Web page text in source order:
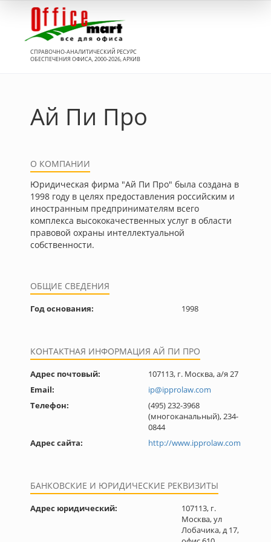
СПРАВОЧНО-АНАЛИТИЧЕСКИЙ РЕСУРС
ОБЕСПЕЧЕНИЯ ОФИСА, 2000-2026, АРХИВ
Ай Пи Про
О КОМПАНИИ
Юридическая фирма "Ай Пи Про" была создана в
1998 году в целях предоставления российским и
иностранным предпринимателям всего
комплекса высококачественных услуг в области
правовой охраны интеллектуальной
собственности.
ОБЩИЕ СВЕДЕНИЯ
Год основания: 1998
КОНТАКТНАЯ ИНФОРМАЦИЯ АЙ ПИ ПРО
Адрес почтовый:
107113, г. Москва, а/я 27
Email:
ip@ipprolaw.com
Телефон:
(495) 232-3968
(многоканальный), 234-
0844
Адрес сайта:
http://www.ipprolaw.com
БАНКОВСКИЕ И ЮРИДИЧЕСКИЕ РЕКВИЗИТЫ
Адрес юридический:
107113, г.
Москва, ул
Лобачика, д 17,